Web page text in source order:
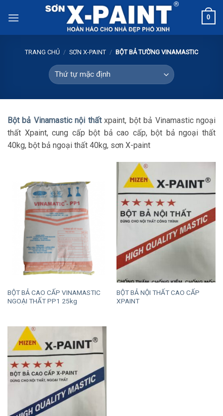
0
TRANG CHỦ / SƠN X-PAINT / BỘT BẢ TƯỜNG VINAMASTIC
Bột bả Vinamastic nội thấtxpaint, bột bả Vinamastic ngoại
thất Xpaint, cung cấp bột bả cao cấp, bột bả ngoại thất
40kg, bột bả ngoại thất 40kg, sơn X-paint
BỘT BẢ CAO CẤP VINAMASTIC
NGOẠI THẤT PP1 25kg
BỘT BẢ NỘI THẤT CAO CẤP
XPAINT